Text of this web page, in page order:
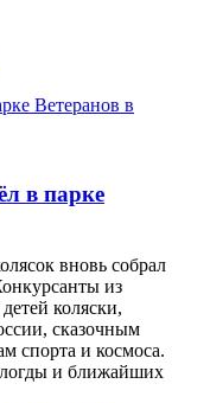
в парке
вновь собрал
из
коляски,
сказочным
спорта и космоса.
и ближайших